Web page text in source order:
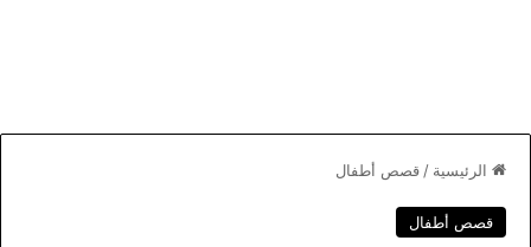
الرئيسية / قصص أطفال
قصص أطفال